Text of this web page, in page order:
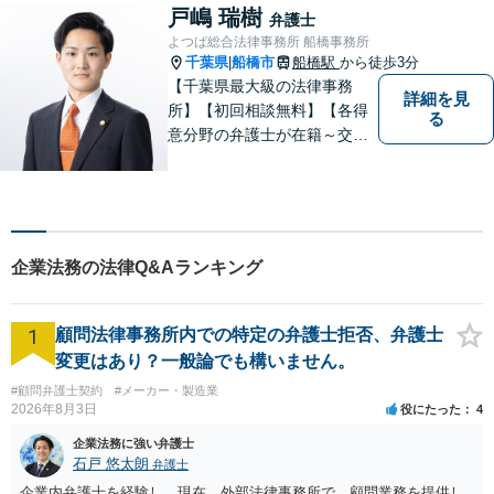
戸嶋 瑞樹 弁護士
よつば総合法律事務所 船橋事務所
千葉県|船橋市 船橋駅 から徒歩3分
【千葉県最大級の法律事務
所】【初回相談無料】【各得
意分野の弁護士が在籍～交通
詳細を見
る
企業法務の法律Q&Aランキング
1
顧問法律事務所内での特定の弁護士拒否、弁護士
変更はあり？一般論でも構いません。
#顧問弁護士契約 #メーカー・製造業
2026年8月3日 役にたった 4
企業法務に強い弁護士
石戸 悠太朗 弁護士